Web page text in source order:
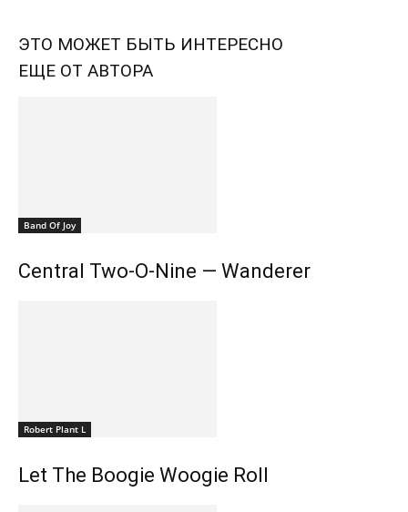
ЭТО МОЖЕТ БЫТЬ ИНТЕРЕСНО
ЕЩЕ ОТ АВТОРА
Band Of Joy
Central Two-O-Nine — Wanderer
Robert Plant L
Let The Boogie Woogie Roll